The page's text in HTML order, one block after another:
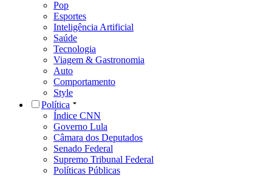
Pop
Esportes
Inteligência Artificial
Saúde
Tecnologia
Viagem & Gastronomia
Auto
Comportamento
Style
Política
Índice CNN
Governo Lula
Câmara dos Deputados
Senado Federal
Supremo Tribunal Federal
Políticas Públicas